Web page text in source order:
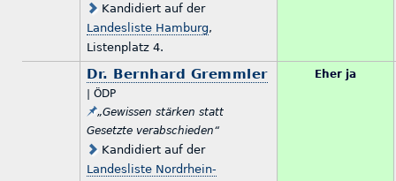
Kandidiert auf der
Landesliste Hamburg,
Listenplatz 4.
Dr. Bernhard Gremmler
| ÖDP
„Gewissen stärken statt
Gesetzte verabschieden“
Kandidiert auf der
Landesliste Nordrhein-
Eher ja